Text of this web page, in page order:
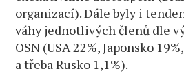
organizací). Dále byly i
váhy jednotlivých členů dle
OSN (USA 22%, Japonsko
a třeba Rusko 1,1%).